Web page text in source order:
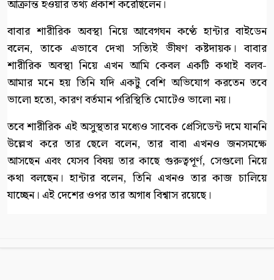
আক্রান্ত হওয়ার তথ্য প্রকাশ করেছিলেন।
বাবার শারীরিক অবস্থা নিয়ে আবেগঘন কণ্ঠে হান্টার বাইডেন
বলেন, তাকে এভাবে দেখা সত্যিই ভীষণ কষ্টদায়ক। বাবার
শারীরিক অবস্থা নিয়ে এখন আমি কেবল একটি কথাই বলব-
আমার মনে হয় তিনি যদি একটু বেশি অভিযোগ করতেন তবে
ভালো হতো, কারণ বর্তমান পরিস্থিতি মোটেও ভালো নয়।
তবে শারীরিক এই অসুস্থতার মধ্যেও সাবেক প্রেসিডেন্ট দমে যাননি
উল্লেখ করে তার ছেলে বলেন, তার বাবা এখনও জনসমক্ষে
আসছেন এবং যেসব বিষয় তার কাছে গুরুত্বপূর্ণ, সেগুলো নিয়ে
কথা বলছেন। হান্টার বলেন, তিনি এখনও তার কাজ চালিয়ে
যাচ্ছেন। এই দেশের ওপর তার অগাধ বিশ্বাস রয়েছে।